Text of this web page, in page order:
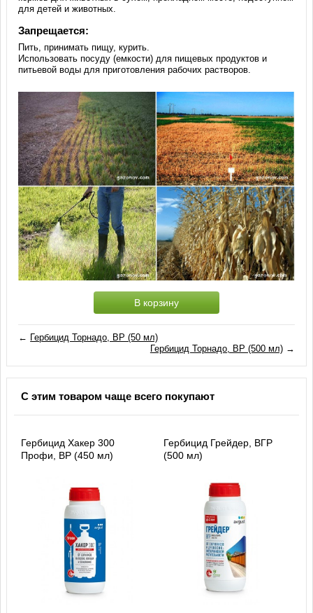
для детей и животных.
Запрещается:
Пить, принимать пищу, курить.
Использовать посуду (емкости) для пищевых продуктов и
питьевой воды для приготовления рабочих растворов.
В корзину
← Гербицид Торнадо, ВР (50 мл)
Гербицид Торнадо, ВР (500 мл)→
С этим товаром чаще всего покупают
Гербицид Хакер 300
Профи, ВР (450 мл)
Гербицид Грейдер, ВГР
(500 мл)